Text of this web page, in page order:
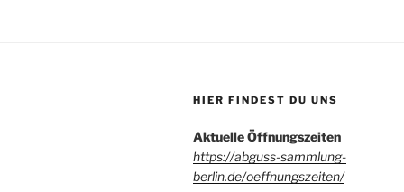
HIER FINDEST DU UNS
Aktuelle Öffnungszeiten
https://abguss-sammlung-
berlin.de/oeffnungszeiten/